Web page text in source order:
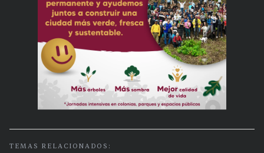
TEMAS RELACIONADOS: